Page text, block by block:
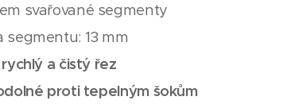
svařované segmenty
segmentu: 13 mm
a čistý řez
proti tepelným šokům